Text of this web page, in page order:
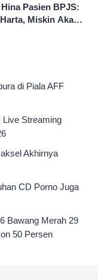
Pasien BPJS:
Miskin Akal
di Piala AFF
Live Streaming
Akhirnya
CD Porno Juga
Bawang Merah 29
50 Persen